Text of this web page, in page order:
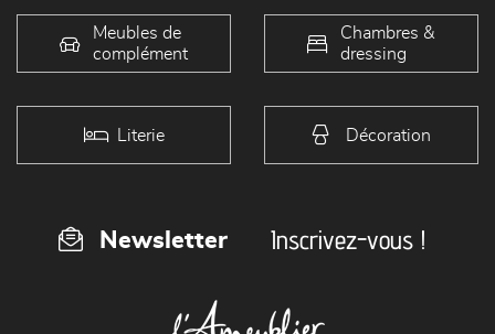
Meubles de
complément
Chambres &
dressing
Literie Décoration
Newsletter Inscrivez-vous !